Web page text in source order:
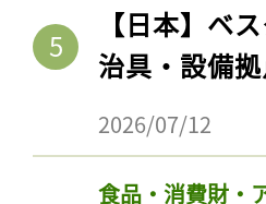
【日本】ベ
治具・設備
2026/07/12
食品・消費財・